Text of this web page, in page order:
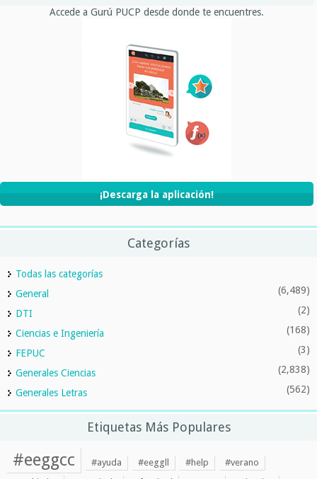
Accede a Gurú PUCP desde donde te encuentres.
¡Descarga la aplicación!
Categorías
Todas las categorías
General
(6,489)
DTI (2)
Ciencias e Ingeniería (168)
FEPUC (3)
Generales Ciencias (2,838)
Generales Letras (562)
Etiquetas Más Populares
#eeggcc #ayuda #eeggll #help
#verano